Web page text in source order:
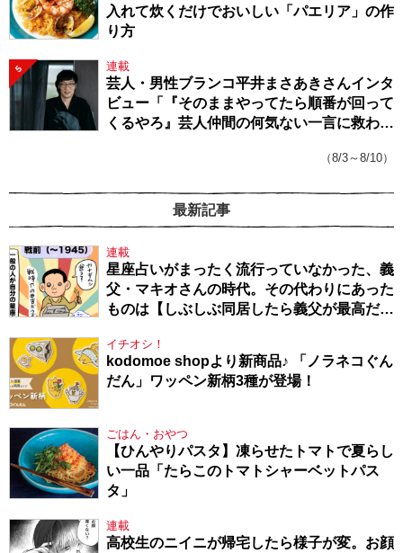
入れて炊くだけでおいしい「パエリア」の作
り方
5 連載
芸人・男性ブランコ平井まさあきさんインタ
ビュー「『そのままやってたら順番が回って
くるやろ』芸人仲間の何気ない一言に救われ
（8/3～8/10）
最新記事
連載
星座占いがまったく流行っていなかった、義
父・マキオさんの時代。その代わりにあった
ものは【しぶしぶ同居したら義父が最高だっ
イチオシ！
kodomoe shopより新商品♪ 「ノラネコぐん
だん」ワッペン新柄3種が登場！
ごはん・おやつ
【ひんやりパスタ】凍らせたトマトで夏らし
い一品「たらこのトマトシャーベットパス
タ」
連載
高校生のニイニが帰宅したら様子が変。お顔